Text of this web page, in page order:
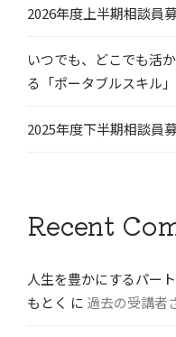
2026年度上半期相談員
いつでも、どこでも活
る「ポータブルスキル
2025年度下半期相談員
Recent
人生を豊かにするパー
もとく に 過去の受講者